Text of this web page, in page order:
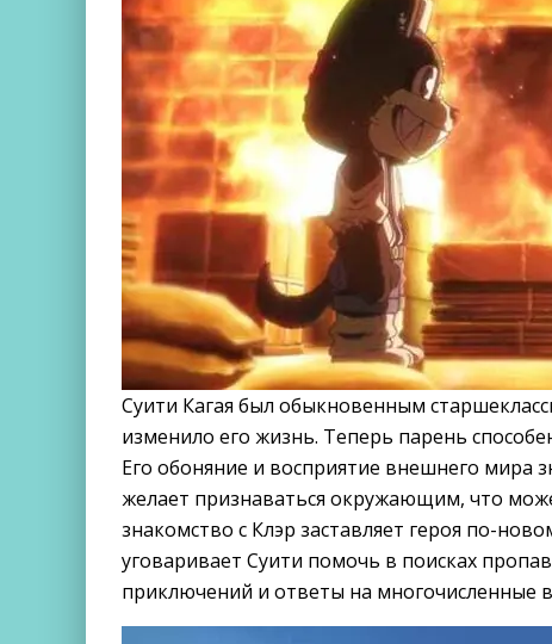
Суити Кагая был обыкновенным
изменило его жизнь. Теперь парень
Его обоняние и восприятие внешнего мира
желает признаваться окружающим, что
знакомство с Клэр заставляет героя по-
уговаривает Суити помочь в поисках
приключений и ответы на многочисленные